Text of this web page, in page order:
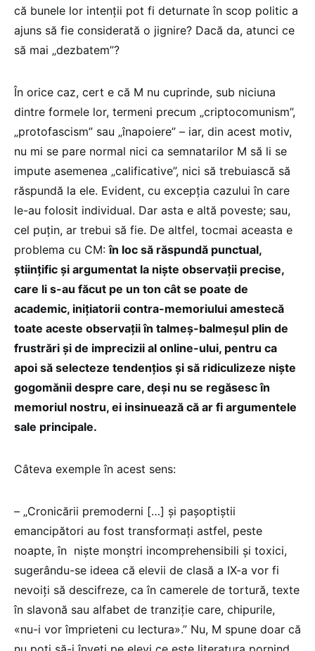
că bunele lor intenții pot fi deturnate în scop politic a
ajuns să fie considerată o jignire? Dacă da, atunci ce
să mai „dezbatem”?
În orice caz, cert e că M nu cuprinde, sub niciuna
dintre formele lor, termeni precum „criptocomunism”,
„protofascism” sau „înapoiere” – iar, din acest motiv,
nu mi se pare normal nici ca semnatarilor M să li se
impute asemenea „calificative”, nici să trebuiască să
răspundă la ele. Evident, cu excepția cazului în care
le-au folosit individual. Dar asta e altă poveste; sau,
cel puțin, ar trebui să fie. De altfel, tocmai aceasta e
problema cu CM:în loc să răspundă punctual,
științific și argumentat la niște observații precise,
care li s-au făcut pe un ton cât se poate de
academic, inițiatorii contra-memoriului amestecă
toate aceste observații în talmeș-balmeșul plin de
frustrări și de imprecizii al online-ului, pentru ca
apoi să selecteze tendențios și să ridiculizeze niște
gogomănii despre care, deși nu se regăsesc în
memoriul nostru, ei insinuează că ar fi argumentele
sale principale.
Câteva exemple în acest sens:
– „Cronicării premoderni […] și pașoptiștii
emancipători au fost transformați astfel, peste
noapte, în niște monștri incomprehensibili și toxici,
sugerându-se ideea că elevii de clasă a IX-a vor fi
nevoiți să descifreze, ca în camerele de tortură, texte
în slavonă sau alfabet de tranziție care, chipurile,
«nu-i vor împrieteni cu lectura».” Nu, M spune doar că